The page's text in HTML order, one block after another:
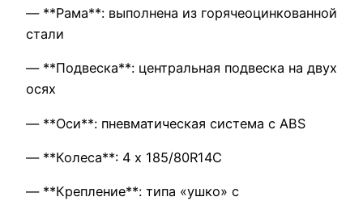
— **Рама**: выполнена из горячеоцинкованной
стали
— **Подвеска**: центральная подвеска на двух
осях
— **Оси**: пневматическая система с ABS
— **Колеса**: 4 х 185/80R14C
— **Крепление**: типа «ушко» с